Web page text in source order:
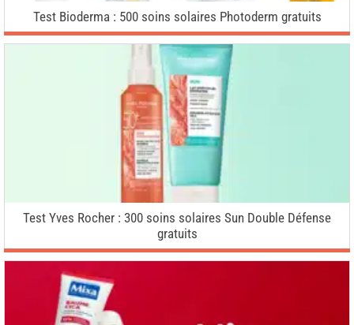
Test Bioderma : 500 soins solaires Photoderm gratuits
Test Yves Rocher : 300 soins solaires Sun Double Défense
gratuits